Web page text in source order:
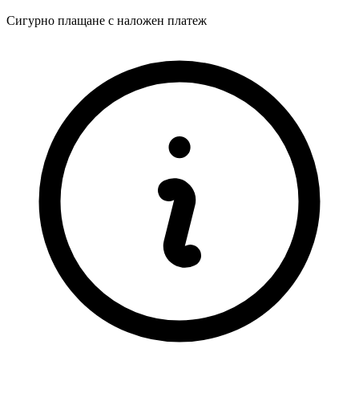
Сигурно плащане с наложен платеж